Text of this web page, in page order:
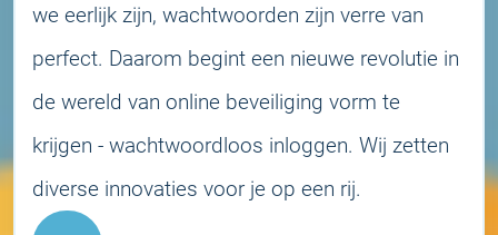
we eerlijk zijn, wachtwoorden zijn verre van
perfect. Daarom begint een nieuwe revolutie in
de wereld van online beveiliging vorm te
krijgen - wachtwoordloos inloggen. Wij zetten
diverse innovaties voor je op een rij.